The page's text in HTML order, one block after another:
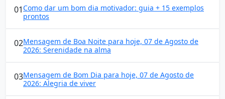
01Como dar um bom dia motivador: guia + 15 exemplos
prontos
02Mensagem de Boa Noite para hoje, 07 de Agosto de
2026: Serenidade na alma
03Mensagem de Bom Dia para hoje, 07 de Agosto de
2026: Alegria de viver